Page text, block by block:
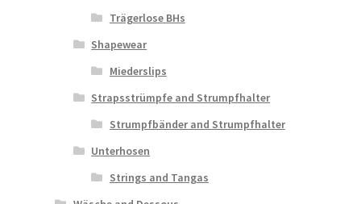
Trägerlose BHs
Shapewear
Miederslips
Strapsstrümpfe and Strumpfhalter
Strumpfbänder and Strumpfhalter
Unterhosen
Strings and Tangas